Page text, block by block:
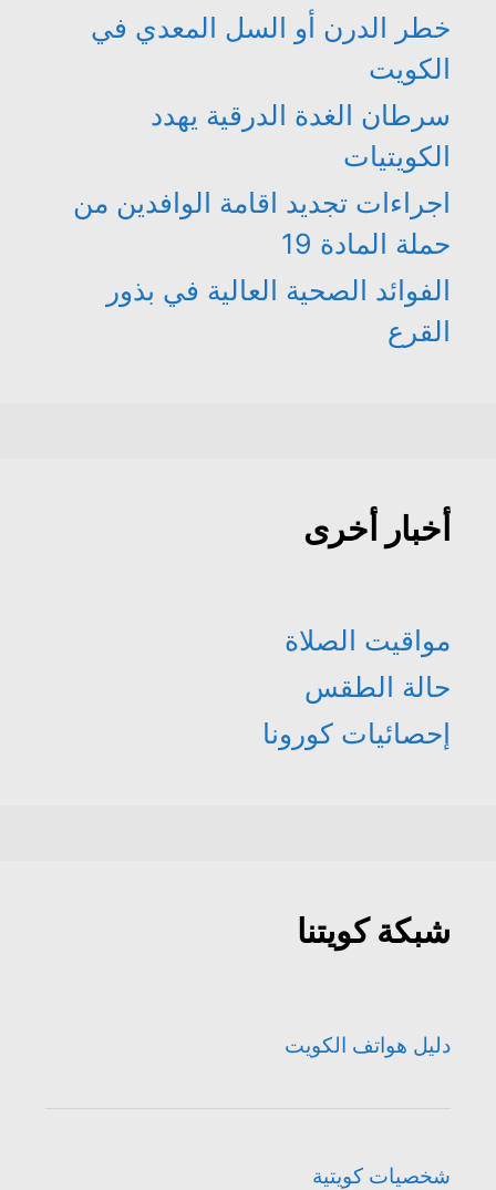
خطر الدرن أو السل المعدي في
الكويت
سرطان الغدة الدرقية يهدد
الكويتيات
اجراءات تجديد اقامة الوافدين من
حملة المادة 19
الفوائد الصحية العالية في بذور
القرع
أخبار أخرى
مواقيت الصلاة
حالة الطقس
إحصائيات كورونا
شبكة كويتنا
دليل هواتف الكويت
شخصيات كويتية